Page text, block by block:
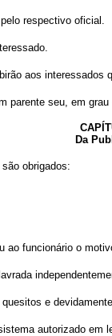
respectivo oficial.
aos interessados
seu, em
Da
obrigados:
funcionário o
e
autorizado em